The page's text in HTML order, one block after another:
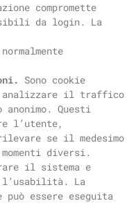
compromette
da login. La
Sono cookie
il traffico
Questi
l’utente,
se il medesimo
diversi.
il sistema e
La
essere eseguita